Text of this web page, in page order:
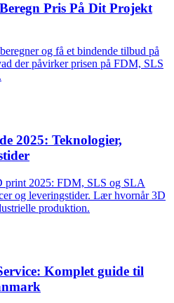
Pris På Dit Projekt
og få et bindende tilbud på
der påvirker prisen på FDM, SLS
2025: Teknologier,
print 2025: FDM, SLS og SLA
og leveringstider. Lær hvornår 3D
produktion.
Komplet guide til